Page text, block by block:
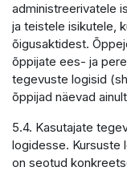
administreerivatele
ja teistele isikutele,
õigusaktidest.
õppijate ees- ja
tegevuste logisid
õppijad näevad
5.4. Kasutajate
logidesse. Kursuste
on seotud